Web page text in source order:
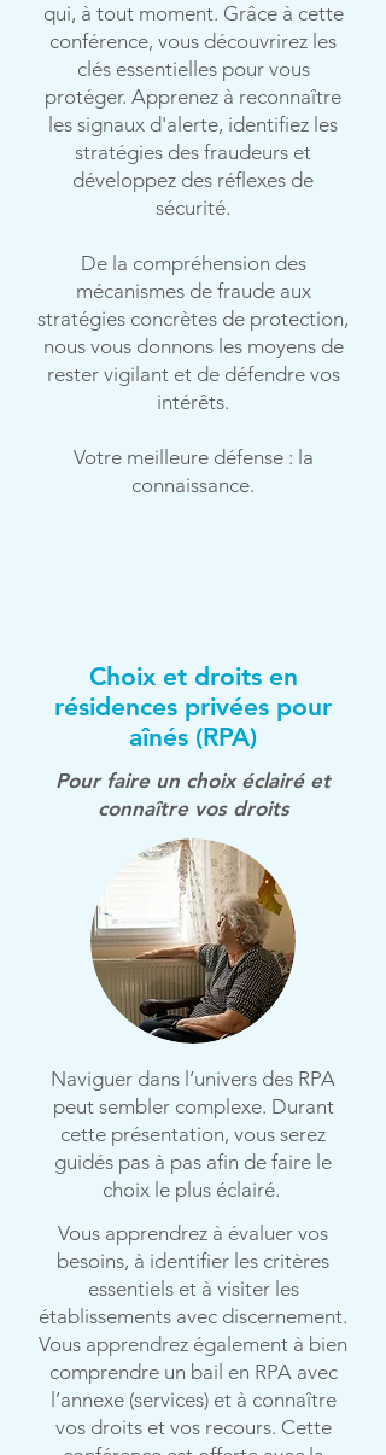
qui, à tout moment. Grâce à cette
conférence, vous découvrirez les
clés essentielles pour vous
protéger. Apprenez à reconnaître
les signaux d'alerte, identifiez les
stratégies des fraudeurs et
développez des réflexes de
sécurité.
De la compréhension des
mécanismes de fraude aux
stratégies concrètes de protection,
nous vous donnons les moyens de
rester vigilant et de défendre vos
intérêts.
Votre meilleure défense : la
connaissance.
Choix et droits en
résidences privées pour
aînés (RPA)
Pour faire un choix éclairé et
connaître vos droits
Naviguer dans l’univers des RPA
peut sembler complexe. Durant
cette présentation, vous serez
guidés pas à pas afin de faire le
choix le plus éclairé.
Vous apprendrez à évaluer vos
besoins, à identifier les critères
essentiels et à visiter les
établissements avec discernement.
Vous apprendrez également à bien
comprendre un bail en RPA avec
l’annexe (services) et à connaître
vos droits et vos recours. Cette